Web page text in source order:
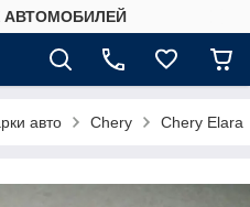
АВТОМОБИЛЕЙ
авто Chery Chery Elara